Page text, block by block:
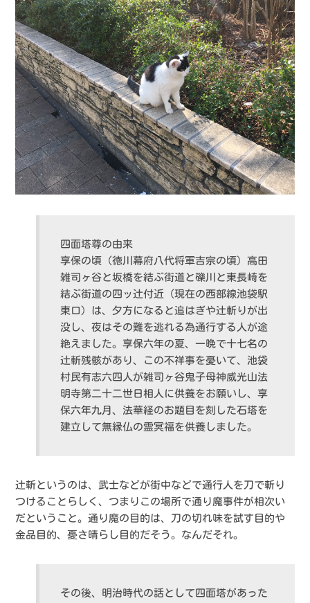
四面塔尊の由来
享保の頃（徳川幕府八代将軍吉宗の頃）高田
雑司ヶ谷と坂橋を結ぶ街道と礫川と東長崎を
結ぶ街道の四ッ辻付近（現在の西部線池袋駅
東口）は、夕方になると追はぎや辻斬りが出
没し、夜はその難を逃れる為通行する人が途
絶えました。享保六年の夏、一晩で十七名の
辻斬残骸があり、この不祥事を憂いて、池袋
村民有志六四人が雑司ヶ谷鬼子母神威光山法
明寺第二十二世日相人に供養をお願いし、享
保六年九月、法華経のお題目を刻した石塔を
建立して無縁仏の霊冥福を供養しました。
辻斬というのは、武士などが街中などで通行人を刀で斬り
つけることらしく、つまりこの場所で通り魔事件が相次い
だということ。通り魔の目的は、刀の切れ味を試す目的や
金品目的、憂さ晴らし目的だそう。なんだそれ。
その後、明治時代の話として四面塔があった